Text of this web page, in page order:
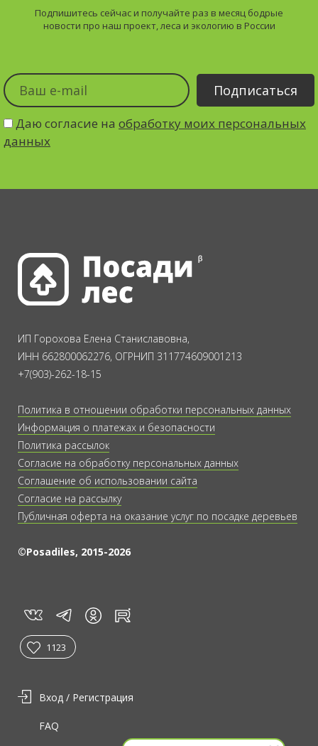
Подпишитесь сейчас и получайте раз в месяц бодрые
новости про наш проект, леса и экологию в России
Даю согласие на обработку моих персональных
данных
ИП Горохова Елена Станиславовна,
ИНН 662800062276, ОГРНИП 311774609001213
+7(903)-262-18-15
Политика в отношении обработки персональных данных
Информация о платежах и безопасности
Политика рассылок
Согласие на обработку персональных данных
Соглашение об использовании сайта
Согласие на рассылку
Публичная оферта на оказание услуг по посадке деревьев
©Posadiles, 2015-2026
vk tg in rt
1123
Вход / Регистрация
FAQ